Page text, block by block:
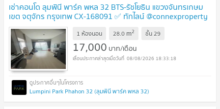
เช่าคอนโด ลุมพินี พาร์ค พหล 32 BTS-รัชโยธิน แขวงจันทรเกษม
เขต จตุจักร กรุงเทพ CX-168091 ✅ ทักไลน์ @connexproperty
ตอบทันที ทีมงานมืออาชีพ ✅
1 ห้องนอน 28.0 m2 ชั้น29
17,000 บาท/เดือน
08/08/2026 18:33:18
Lumpini Park Phahon 32 (ลุมพินี พาร์ค พหล 32)